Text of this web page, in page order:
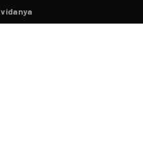
vidanya